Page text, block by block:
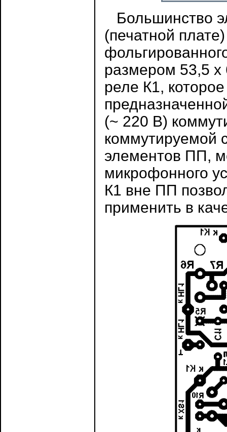
Большинство
(печатной
размером 53,5 х
реле К1,
(~ 220 В)
коммутируемой
элементов ПП,
микрофонного
К1 вне ПП
применить в